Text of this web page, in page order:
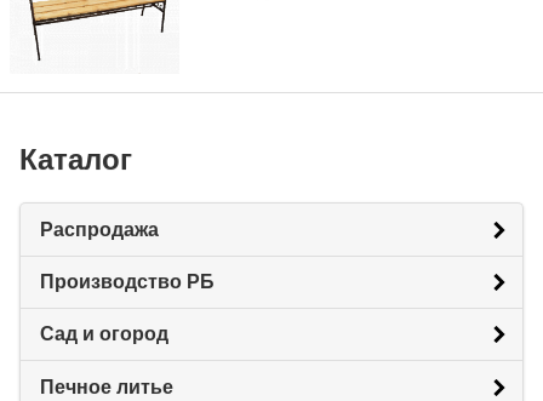
Каталог
Распродажа
Производство РБ
Сад и огород
Печное литье